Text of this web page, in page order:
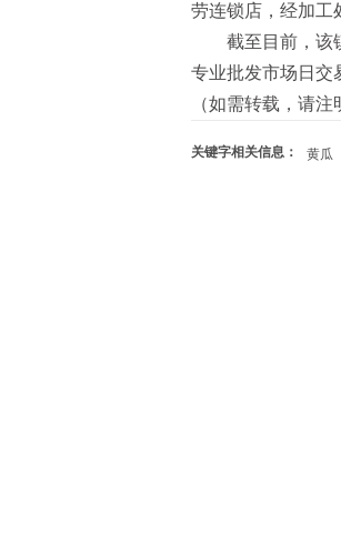
劳连锁店，经加工
截至目前，该
专业批发市场日交
（如需转载，请注
关键字相关信息： 黄瓜